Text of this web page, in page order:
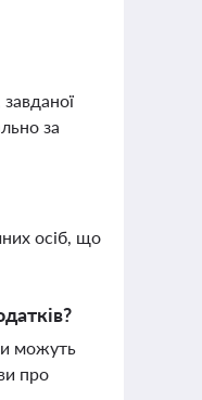
за
осіб, що
можуть
про